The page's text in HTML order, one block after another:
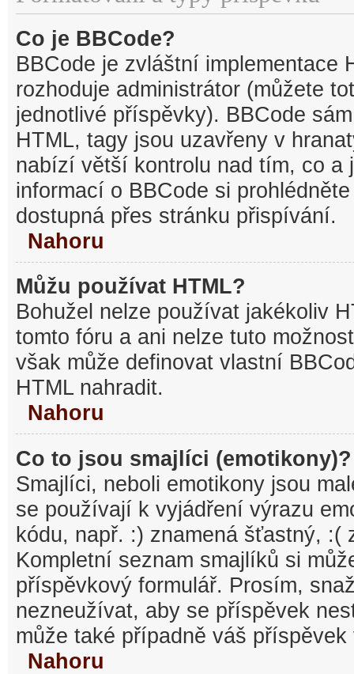
Co je BBCode?
BBCode je zvláštní implementace
rozhoduje administrátor (můžete
jednotlivé příspěvky). BBCode
HTML, tagy jsou uzavřeny v
nabízí větší kontrolu nad tím, co a
informací o BBCode si
dostupná přes stránku přispívání.
Nahoru
Můžu používat HTML?
Bohužel nelze používat jakékoliv
tomto fóru a ani nelze tuto
však může definovat vlastní
HTML nahradit.
Nahoru
Co to jsou smajlíci (emotikony)?
Smajlíci, neboli emotikony jsou
se používají k vyjádření výrazu
kódu, např. :) znamená šťastný, :(
Kompletní seznam smajlíků si
příspěvkový formulář. Prosím,
nezneužívat, aby se příspěvek
může také případně váš
Nahoru